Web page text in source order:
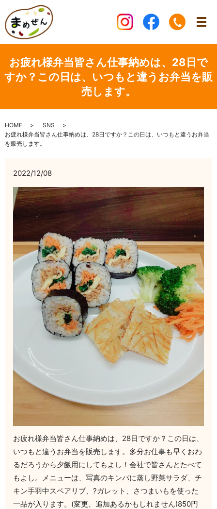
お疲れ様弁当皆さん仕事納めは、28日で
すか？この日は、いつもと違うお弁当を販
売します。
HOME
SNS
お疲れ様弁当皆さん仕事納めは、28日ですか？この日は、いつもと違うお弁当
を販売します。
2022/12/08
お疲れ様弁当皆さん仕事納めは、28日ですか？この日は、
いつもと違うお弁当を販売します。多分お仕事も早くおわ
るだろうから夕飯用にしてもよし！会社で皆さんとたべて
もよし。メニューは、写真のキンパに蒸し野菜サラダ、チ
キン手羽中スペアリブ、?ガレット、さつまいもを使った
一品が入ります。(変更、追加あるかもしれません)850円